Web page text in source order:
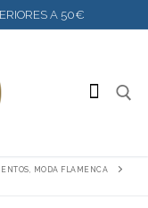
A 50€
MODA FLAMENCA